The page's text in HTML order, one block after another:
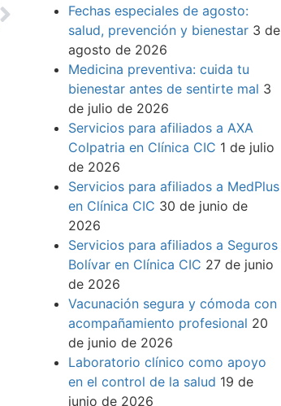
Fechas especiales de agosto:
salud, prevención y bienestar 3 de
agosto de 2026
Medicina preventiva: cuida tu
bienestar antes de sentirte mal 3
de julio de 2026
Servicios para afiliados a AXA
Colpatria en Clínica CIC 1 de julio
de 2026
Servicios para afiliados a MedPlus
en Clínica CIC 30 de junio de
2026
Servicios para afiliados a Seguros
Bolívar en Clínica CIC 27 de junio
de 2026
Vacunación segura y cómoda con
acompañamiento profesional 20
de junio de 2026
Laboratorio clínico como apoyo
en el control de la salud 19 de
junio de 2026